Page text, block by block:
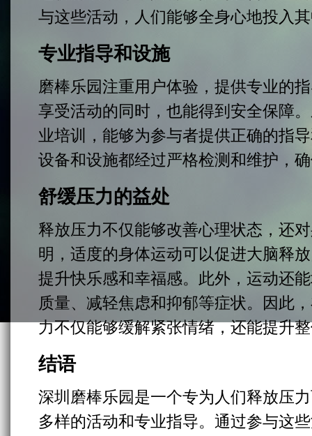
与这些活动，人们能够全身心地投入
专业指导和设施
磨棒乐园注重用户体验，提供专业的
享受活动的同时，也能得到安全保障
业培训，能够为参与者提供正确的指
设备和设施都经过严格检测和维护，
舒缓压力的益处
释放压力不仅能够改善心理状态，还
明，适度的身体运动可以促进大脑释
提升快乐感和幸福感。此外，运动还
质量、减轻焦虑和抑郁等症状。因此
力不仅能够缓解紧张情绪，还能提升
结语
深圳磨棒乐园是一个专为人们释放压
多样的活动和专业指导。通过参与这